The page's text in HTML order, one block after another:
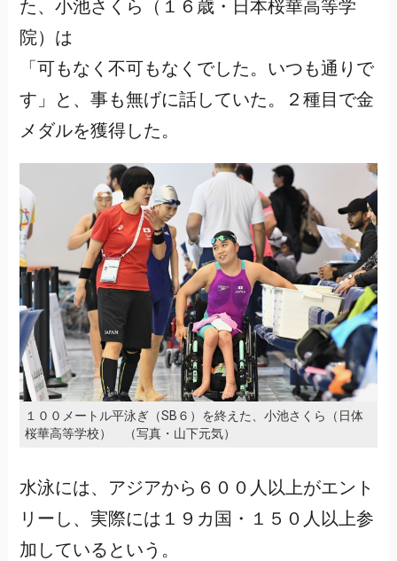
た、小池さくら（１６歳・日本桜華高等学
院）は
「可もなく不可もなくでした。いつも通りで
す」と、事も無げに話していた。２種目で金
メダルを獲得した。
１００メートル平泳ぎ（SB６）を終えた、小池さくら（日体
桜華高等学校） （写真・山下元気）
水泳には、アジアから６００人以上がエント
リーし、実際には１９カ国・１５０人以上参
加しているという。